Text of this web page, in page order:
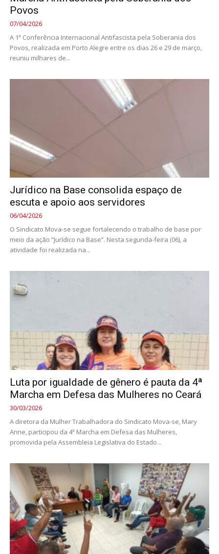
Povos
07/04/2026
A 1ª Conferência Internacional Antifascista pela Soberania dos
Povos, realizada em Porto Alegre entre os dias 26 e 29 de março,
reuniu milhares de...
Jurídico na Base consolida espaço de
escuta e apoio aos servidores
06/04/2026
O Sindicato Mova-se segue fortalecendo o trabalho de base por
meio da ação “Jurídico na Base”. Nesta segunda-feira (06), a
atividade foi realizada na...
Luta por igualdade de gênero é pauta da 4ª
Marcha em Defesa das Mulheres no Ceará
30/03/2026
A diretora da Mulher Trabalhadora do Sindicato Mova-se, Mary
Anne, participou da 4ª Marcha em Defesa das Mulheres,
promovida pela Assembleia Legislativa do Estado...